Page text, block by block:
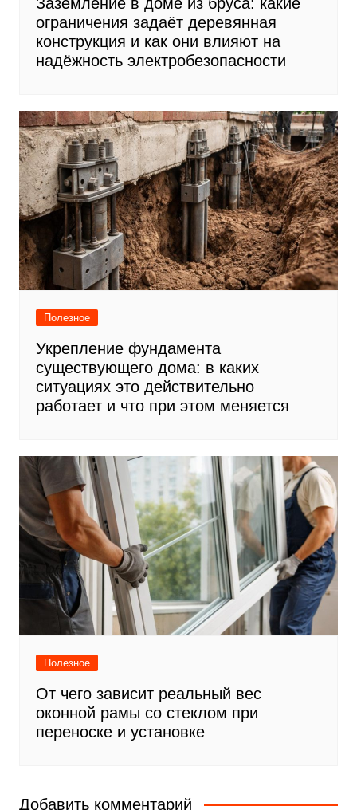
ограничения задаёт деревянная
конструкция и как они влияют на
надёжность электробезопасности
Полезное
Укрепление фундамента
существующего дома: в каких
ситуациях это действительно
работает и что при этом меняется
Полезное
От чего зависит реальный вес
оконной рамы со стеклом при
переноске и установке
Добавить комментарий